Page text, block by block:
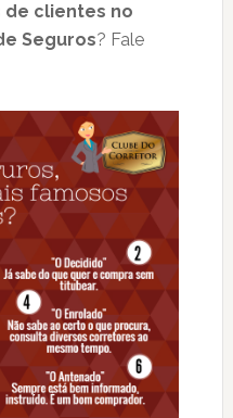
de clientes no
Seguros? Fale